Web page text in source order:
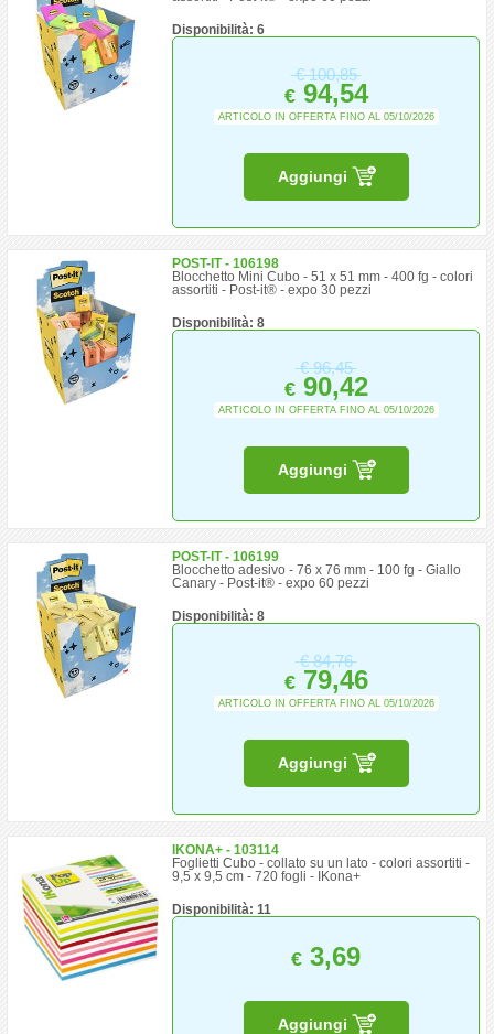
Disponibilità: 6
€100,85
€94,54
ARTICOLO IN OFFERTA FINO AL 05/10/2026
Aggiungi
POST-IT - 106198
Blocchetto Mini Cubo - 51 x 51 mm - 400 fg - colori
assortiti - Post-it® - expo 30 pezzi
Disponibilità: 8
€96,45
€90,42
ARTICOLO IN OFFERTA FINO AL 05/10/2026
Aggiungi
POST-IT - 106199
Blocchetto adesivo - 76 x 76 mm - 100 fg - Giallo
Canary - Post-it® - expo 60 pezzi
Disponibilità: 8
€84,76
€79,46
ARTICOLO IN OFFERTA FINO AL 05/10/2026
Aggiungi
IKONA+ - 103114
Foglietti Cubo - collato su un lato - colori assortiti -
9,5 x 9,5 cm - 720 fogli - IKona+
Disponibilità: 11
€ 3,69
Aggiungi